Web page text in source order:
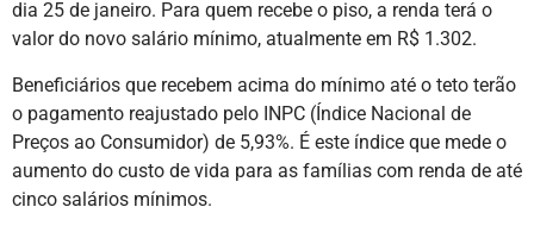
dia 25 de janeiro. Para quem recebe o piso, a renda terá o
valor do novo salário mínimo, atualmente em R$ 1.302.
Beneficiários que recebem acima do mínimo até o teto terão
o pagamento reajustado pelo INPC (Índice Nacional de
Preços ao Consumidor) de 5,93%. É este índice que mede o
aumento do custo de vida para as famílias com renda de até
cinco salários mínimos.